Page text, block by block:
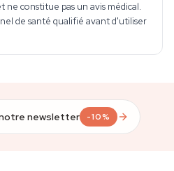
constitue pas un avis médical.
de santé qualifié avant d'utiliser
newsletter -10%